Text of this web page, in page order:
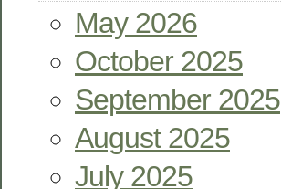
May 2026
October 2025
September 2025
August 2025
July 2025